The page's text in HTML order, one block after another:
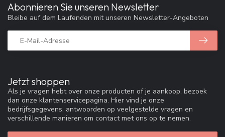
Jetzt shoppen
Als je vragen hebt over onze producten of je aankoop, bezoek
dan onze klantenservicepagina. Hier vind je onze
bedrijfsgegevens, antwoorden op veelgestelde vragen en
verschillende manieren om contact met ons op te nemen.
Abonnieren Sie unseren Newsletter
Bleibe auf dem Laufenden mit unseren Newsletter-Angeboten